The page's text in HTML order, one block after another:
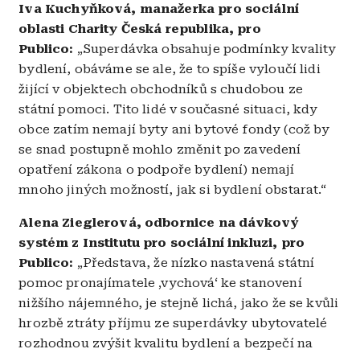
Iva Kuchyňková, manažerka pro sociální
oblasti Charity Česká republika, pro
Publico: „Superdávka obsahuje podmínky kvality
bydlení, obáváme se ale, že to spíše vyloučí lidi
žijící v objektech obchodníků s chudobou ze
státní pomoci. Tito lidé v současné situaci, kdy
obce zatím nemají byty ani bytové fondy (což by
se snad postupně mohlo změnit po zavedení
opatření zákona o podpoře bydlení) nemají
mnoho jiných možností, jak si bydlení obstarat.“
Alena Zieglerová, odbornice na dávkový
systém z Institutu pro sociální inkluzi, pro
Publico: „Představa, že nízko nastavená státní
pomoc pronajímatele ‚vychová‘ ke stanovení
nižšího nájemného, je stejně lichá, jako že se kvůli
hrozbě ztráty příjmu ze superdávky ubytovatelé
rozhodnou zvýšit kvalitu bydlení a bezpečí na